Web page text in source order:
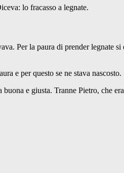
lo fracasso a legnate.
Per la paura di prender legnate
e per questo se ne stava nascosto.
e giusta. Tranne Pietro, che